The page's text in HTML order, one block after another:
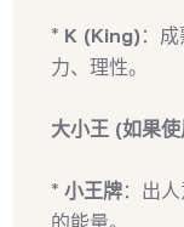
* K (King) ：
力、理性。
大小王 (如果使
* 小王牌：出
的能量。